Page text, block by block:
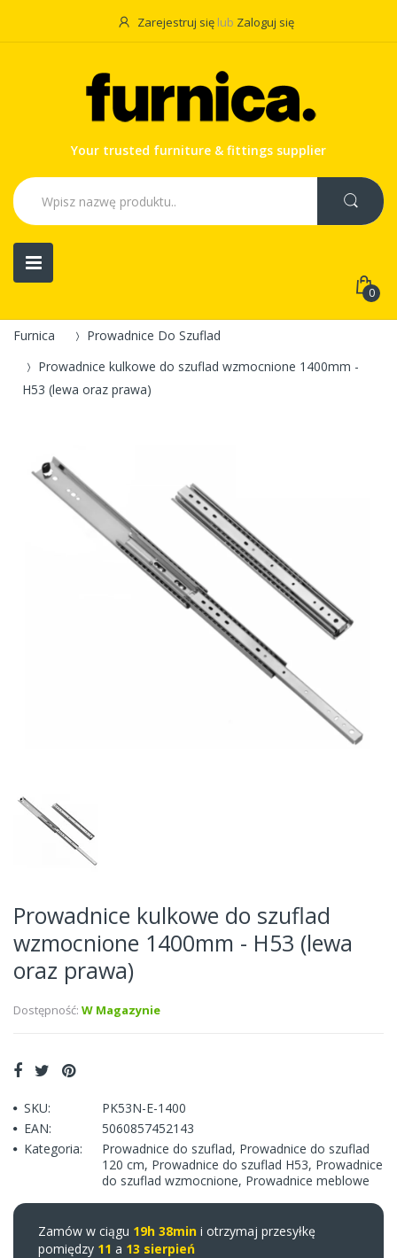
Zarejestruj się lub Zaloguj się
Your trusted furniture & fittings supplier
0
Furnica
Prowadnice Do Szuflad
Prowadnice kulkowe do szuflad wzmocnione 1400mm -
H53 (lewa oraz prawa)
Prowadnice kulkowe do szuflad
wzmocnione 1400mm - H53 (lewa
oraz prawa)
Dostępność: W Magazynie
SKU:
PK53N-E-1400
EAN:
5060857452143
Kategoria:
Prowadnice do szuflad, Prowadnice do szuflad
120 cm, Prowadnice do szuflad H53, Prowadnice
do szuflad wzmocnione, Prowadnice meblowe
Zamów w ciągu 19h 38min i otrzymaj przesyłkę
pomiędzy 11 a 13 sierpień